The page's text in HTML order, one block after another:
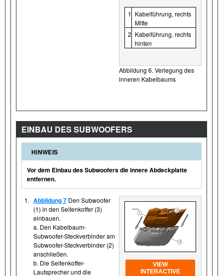
1 Kabelführung, rechts
Mitte
2 Kabelführung, rechts
hinten
Abbildung 6. Verlegung des
inneren Kabelbaums
EINBAU DES SUBWOOFERS
HINWEIS
Vor dem Einbau des Subwoofers die innere Abdeckplatte
entfernen.
1. Abbildung 7 Den Subwoofer
(1) in den Seitenkoffer (3)
einbauen.
a. Den Kabelbaum-
Subwoofer-Steckverbinder am
Subwoofer-Steckverbinder (2)
anschließen.
b. Die Seitenkoffer-
Lautsprecher und die
VIEW
INTERACTIVE